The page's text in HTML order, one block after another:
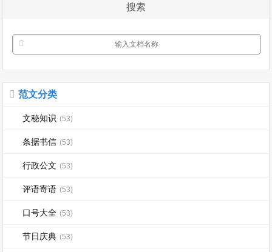
搜索
范文分类
文秘知识 (53)
条据书信 (53)
行政公文 (53)
评语寄语 (53)
口号大全 (53)
节日庆典 (53)